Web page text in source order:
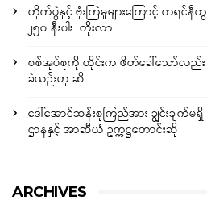
တိုက်ပွဲနှင့် ဗုံးကြဲမှုများကြောင့် ကရင်နီ
၂၅၀ နီးပါး တိုးလာ
စစ်အုပ်စုကို ထိုင်းက ဖိတ်ခေါ်သော်လ
ခဲယဉ်းဟု ဆို
ဒေါ်အောင်ဆန်းစုကြည်အား ချွင်းချက်မရှိ
ဌာနနှင့် အာဆီယံ ဥက္ကဋ္ဌတောင်းဆို
ARCHIVES